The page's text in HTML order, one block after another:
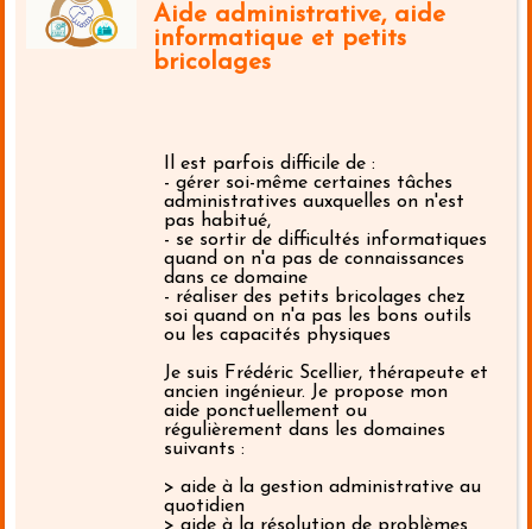
Aide administrative, aide
informatique et petits
bricolages
Il est parfois difficile de :
- gérer soi-même certaines tâches
administratives auxquelles on n'est
pas habitué,
- se sortir de difficultés informatiques
quand on n'a pas de connaissances
dans ce domaine
- réaliser des petits bricolages chez
soi quand on n'a pas les bons outils
ou les capacités physiques
Je suis Frédéric Scellier, thérapeute et
ancien ingénieur. Je propose mon
aide ponctuellement ou
régulièrement dans les domaines
suivants :
> aide à la gestion administrative au
quotidien
> aide à la résolution de problèmes